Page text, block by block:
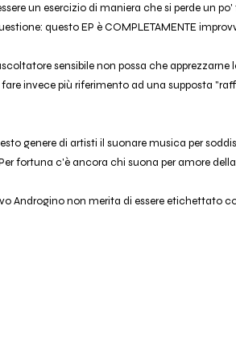
un esercizio di maniera che si perde un
questo EP è COMPLETAMENTE
sensibile non possa che apprezzarne
invece più riferimento ad una supposta
genere di artisti il suonare musica per
fortuna c'è ancora chi suona per amore
Androgino non merita di essere etichettato